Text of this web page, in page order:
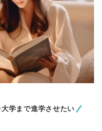
学まで進学させたい